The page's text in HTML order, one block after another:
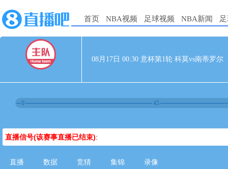
首页 NBA视频 足球视频 NBA新闻
08月17日 00:30 意杯第1轮 科莫vs南蒂罗尔
0 45
直播信号(该赛事直播已结束):
直播 数据 竞猜 集锦 录像